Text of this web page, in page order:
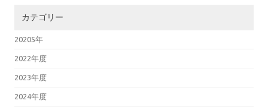
カテゴリー
20205年
2022年度
2023年度
2024年度